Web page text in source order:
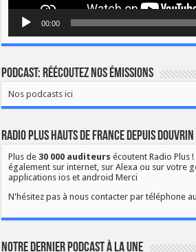
00:00
Podcast: Réécoutez nos émissions
Nos podcasts ici
Radio Plus Hauts de France depuis Douvrin
Plus de30 000 auditeurs écoutent Radio Plus
également sur internet, sur Alexa ou sur votre
applications ios et android Merci
N'hésitez pas à nous contacter par téléphone au
Notre dernier podcast à la une